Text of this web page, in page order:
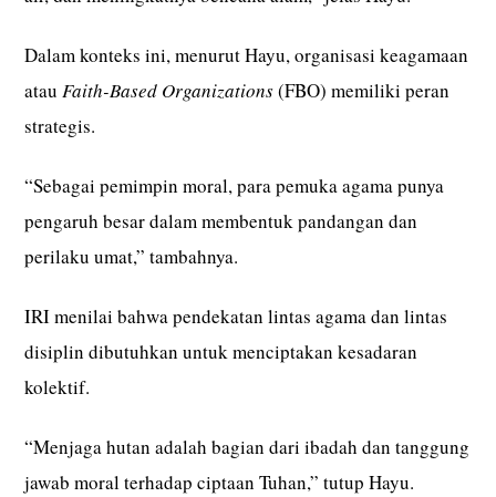
Dalam konteks ini, menurut Hayu, organisasi keagamaan
atauFaith-Based Organizations(FBO) memiliki peran
strategis.
“Sebagai pemimpin moral, para pemuka agama punya
pengaruh besar dalam membentuk pandangan dan
perilaku umat,” tambahnya.
IRI menilai bahwa pendekatan lintas agama dan lintas
disiplin dibutuhkan untuk menciptakan kesadaran
kolektif.
“Menjaga hutan adalah bagian dari ibadah dan tanggung
jawab moral terhadap ciptaan Tuhan,” tutup Hayu.